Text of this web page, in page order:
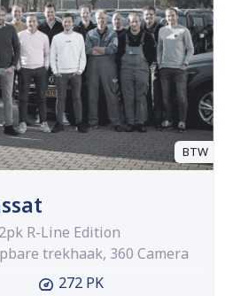
BTW
R-Line Edition
trekhaak, 360 Camera
272 PK